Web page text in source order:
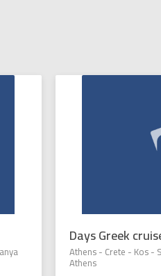
Athens - Crete - Kos -
Athens